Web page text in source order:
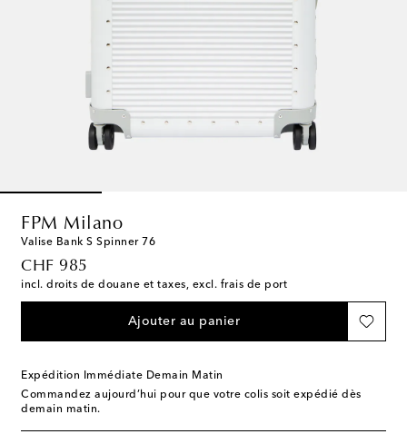
FPM Milano
Valise Bank S Spinner 76
CHF 985
original price
incl. droits de douane et taxes, excl. frais de port
Ajouter au panier
Expédition Immédiate Demain Matin
Commandez aujourd’hui pour que votre colis soit expédié dès
demain matin.